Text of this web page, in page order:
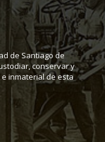
de Santiago de
conservar y
inmaterial de esta